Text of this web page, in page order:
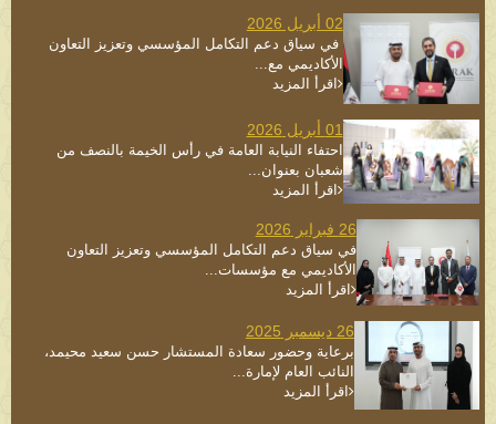
02 أبريل 2026
⁨ في سياق دعم التكامل المؤسسي وتعزيز التعاون
الأكاديمي مع...
اقرأ المزيد
01 أبريل 2026
احتفاء النيابة العامة في رأس الخيمة بالنصف من
شعبان بعنوان...
اقرأ المزيد
26 فبراير 2026
في سياق دعم التكامل المؤسسي وتعزيز التعاون
الأكاديمي مع مؤسسات...
اقرأ المزيد
26 ديسمبر 2025
برعاية وحضور سعادة المستشار حسن سعيد محيمد،
النائب العام لإمارة...
اقرأ المزيد